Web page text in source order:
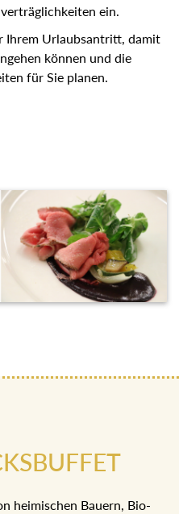
ein.
Ihrem Urlaubsantritt, damit
können und die
für Sie planen.
heimischen Bauern, Bio-